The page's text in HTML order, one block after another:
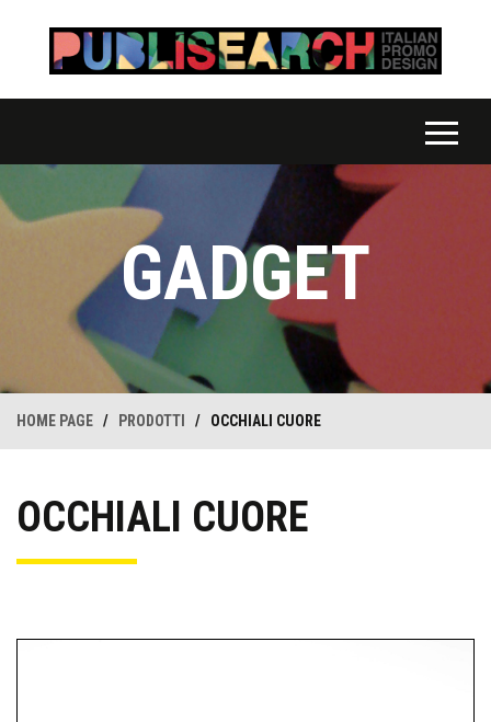
GADGET
HOME PAGE / PRODOTTI / OCCHIALI CUORE
OCCHIALI CUORE